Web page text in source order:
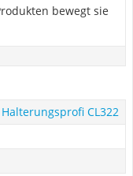
bewegt sie
CL322